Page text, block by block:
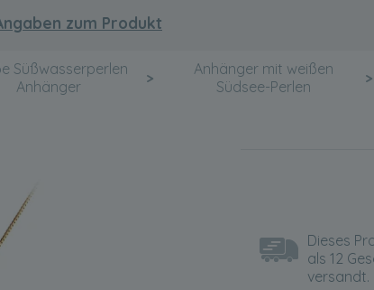
zum Produkt
Süßwasserperlen
Anhänger
>
Anhänger mit weißen
Südsee-Perlen
>
Dieses
als 12
versandt.